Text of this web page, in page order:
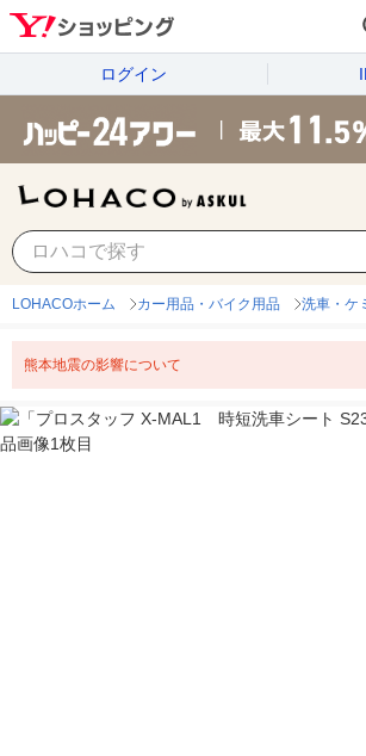
ログイン
LOHACOホーム カー用品・バイク用品 洗車・ケ
熊本地震の影響について